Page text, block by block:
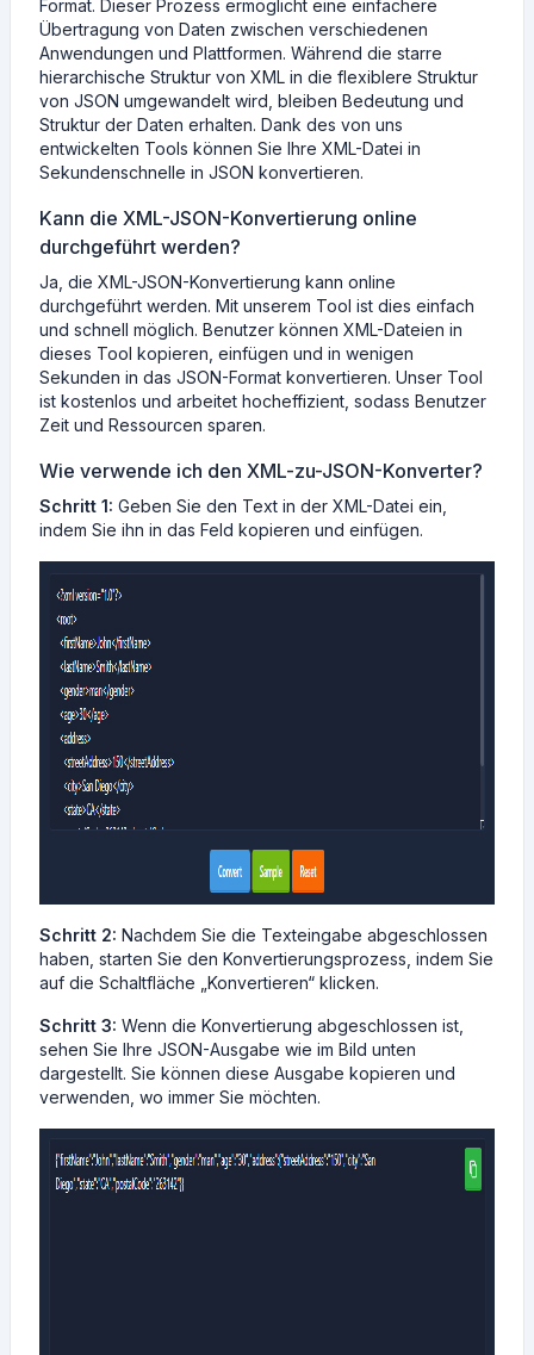
Format. Dieser Prozess ermöglicht eine einfachere
Übertragung von Daten zwischen verschiedenen
Anwendungen und Plattformen. Während die starre
hierarchische Struktur von XML in die flexiblere Struktur
von JSON umgewandelt wird, bleiben Bedeutung und
Struktur der Daten erhalten. Dank des von uns
entwickelten Tools können Sie Ihre XML-Datei in
Sekundenschnelle in JSON konvertieren.
Kann die XML-JSON-Konvertierung online
durchgeführt werden?
Ja, die XML-JSON-Konvertierung kann online
durchgeführt werden. Mit unserem Tool ist dies einfach
und schnell möglich. Benutzer können XML-Dateien in
dieses Tool kopieren, einfügen und in wenigen
Sekunden in das JSON-Format konvertieren. Unser Tool
ist kostenlos und arbeitet hocheffizient, sodass Benutzer
Zeit und Ressourcen sparen.
Wie verwende ich den XML-zu-JSON-Konverter?
Schritt 1: Geben Sie den Text in der XML-Datei ein,
indem Sie ihn in das Feld kopieren und einfügen.
Schritt 2: Nachdem Sie die Texteingabe abgeschlossen
haben, starten Sie den Konvertierungsprozess, indem Sie
auf die Schaltfläche „Konvertieren“ klicken.
Schritt 3: Wenn die Konvertierung abgeschlossen ist,
sehen Sie Ihre JSON-Ausgabe wie im Bild unten
dargestellt. Sie können diese Ausgabe kopieren und
verwenden, wo immer Sie möchten.